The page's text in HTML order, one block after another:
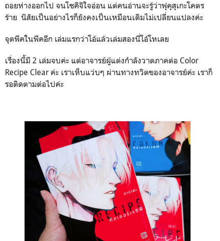
ถอยห่างออกไป​ จนโชคิจิใจอ่อน​ แต่คนอ่านจะรู้ว่าฟุคุสุเกะโคตร
ร้าย​ นิสัยเป็นอย่างไรก็ยังคงเป็นเหมือนเดิม​ไม่เป​ลี่ยน​แปลงค่ะ
จุดพีคในพีคอีก​ เล่มแรกว่าโอ้แล้วเล่มสองนี่โอ้โหเลย
เรื่องนี้มี 2 เล่มจบค่ะ แต่อาจารย์ผู้แต่งกำลังวาดภาคต่อ Color
Recipe Clear ค่ะ​ เราเห็บแว่บๆ​ ผ่านทางทวิตของอาจารย์ค่ะ เราก็
รอติดตามต่อไปค่ะ